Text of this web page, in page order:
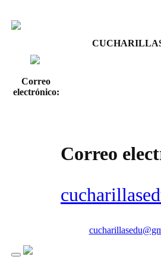
Correo
Correo
electrónico: